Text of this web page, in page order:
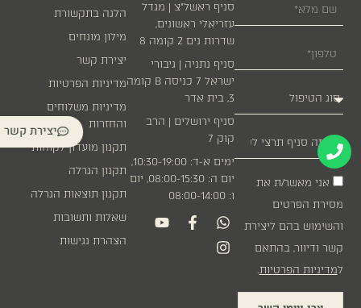
סניף ראשל״צ | מגדל
עזריאלי ראשונים,
שדרות נים 2 קומה 8
סניף נתניה | גיבורי
ישראל 7 כניסה B קומה
3, בית אדר
סניף ירושלים | הרב
קוק 7
ימים א-ד: 10:30-19:00,
יום ה: 08:00-15:30, יום
ו: 08:00-14:00
הלגה בתקשורת
מילון מונחים
יצירת קשר
מדיניות הפרטיות
מדיניות משלוחים
והחזרות
תקנון מועדון לקוחות
תקנון הגרלה
תקנון תוצאות הגרלה
שאלות ותשובות
הצהרת נגישות
אני מאשר/ת את
מסירת הפרטים
והשימוש בהם ליצירת
קשר ודיוור, בהתאם
למדיניות הפרטיות.
יצירת קשר